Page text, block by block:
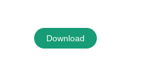
Download